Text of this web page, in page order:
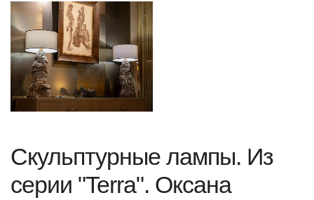
Скульптурные лампы. Из
серии "Terra". Оксана